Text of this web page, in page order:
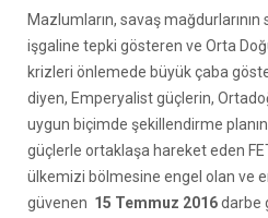
Mazlumların, savaş
işgaline tepki gösteren ve Orta
krizleri önlemede büyük çaba
diyen, Emperyalist güçlerin,
uygun biçimde şekillendirme
güçlerle ortaklaşa hareket eden
ülkemizi bölmesine engel olan ve
güvenen 15 Temmuz 2016darbe